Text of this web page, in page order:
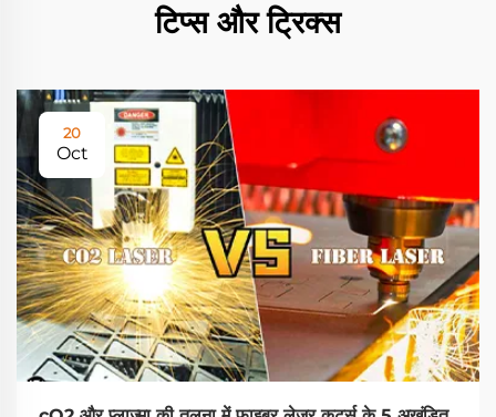
टिप्स और ट्रिक्स
20
Oct